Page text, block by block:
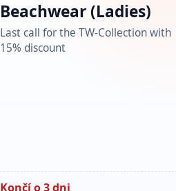
Beachwear (Ladies)
Last call for the TW-Collection with
15% discount
Končí o 3 dni